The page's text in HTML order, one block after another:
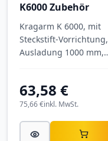
K6000 Zubehör
Kragarm K 6000, mit
Steckstift-Vorrichtung,
Ausladung 1000 mm,
63,58 €
inkl. MwSt.
75,66 €